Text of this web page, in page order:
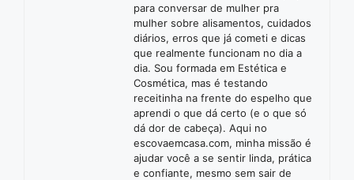
para conversar de mulher pra
mulher sobre alisamentos, cuidados
diários, erros que já cometi e dicas
que realmente funcionam no dia a
dia. Sou formada em Estética e
Cosmética, mas é testando
receitinha na frente do espelho que
aprendi o que dá certo (e o que só
dá dor de cabeça). Aqui no
escovaemcasa.com, minha missão é
ajudar você a se sentir linda, prática
e confiante, mesmo sem sair de